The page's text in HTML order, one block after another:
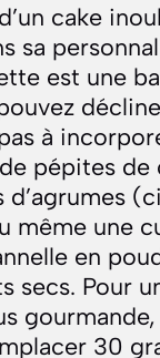
cake
sa
est une
à
pépites de
d’agrumes
même une
en
secs. Pour
30